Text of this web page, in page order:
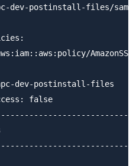
dev-postinstall-files/
dev-postinstall-files
false